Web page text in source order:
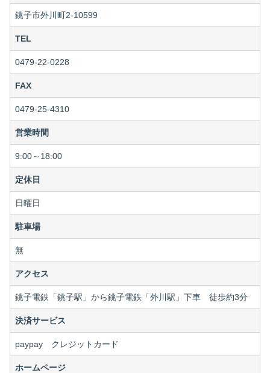
銚子市外川町2-10599
TEL
0479-22-0228
FAX
0479-25-4310
営業時間
9:00～18:00
定休日
日曜日
駐車場
無
アクセス
銚子電鉄「銚子駅」から銚子電鉄「外川駅」下車 徒歩約3分
決済サービス
paypay クレジットカード
ホームページ